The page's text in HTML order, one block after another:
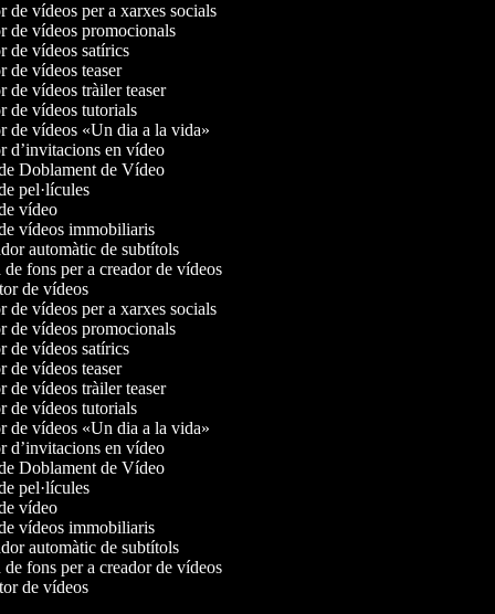
vídeos per a xarxes socials
de vídeos promocionals
de vídeos satírics
vídeos teaser
vídeos tràiler teaser
de vídeos tutorials
de vídeos «Un dia a la vida»
d’invitacions en vídeo
Doblament de Vídeo
pel·lícules
vídeo
vídeos immobiliaris
automàtic de subtítols
fons per a creador de vídeos
de vídeos
vídeos per a xarxes socials
de vídeos promocionals
de vídeos satírics
vídeos teaser
vídeos tràiler teaser
de vídeos tutorials
de vídeos «Un dia a la vida»
d’invitacions en vídeo
Doblament de Vídeo
pel·lícules
vídeo
vídeos immobiliaris
automàtic de subtítols
fons per a creador de vídeos
de vídeos